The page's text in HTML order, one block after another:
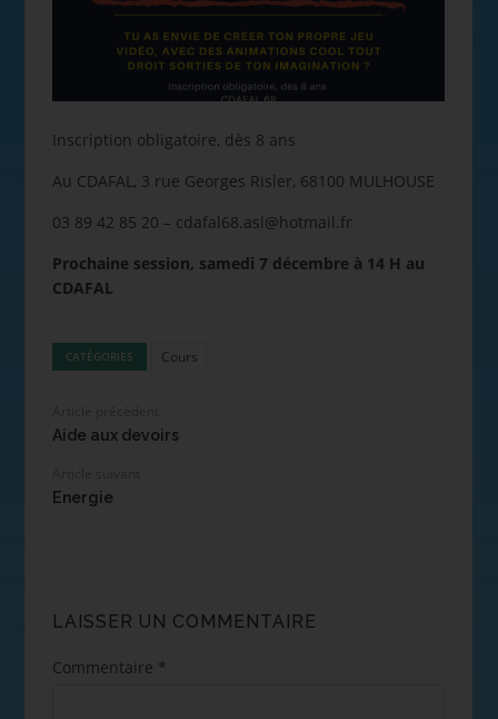
Inscription obligatoire, dès 8 ans
Au CDAFAL, 3 rue Georges Risler, 68100 MULHOUSE
03 89 42 85 20 – cdafal68.asl@hotmail.fr
Prochaine session, samedi 7 décembre à 14 H au
CDAFAL
CATÉGORIES Cours
Aide aux devoirs
Energie
LAISSER UN COMMENTAIRE
Commentaire *